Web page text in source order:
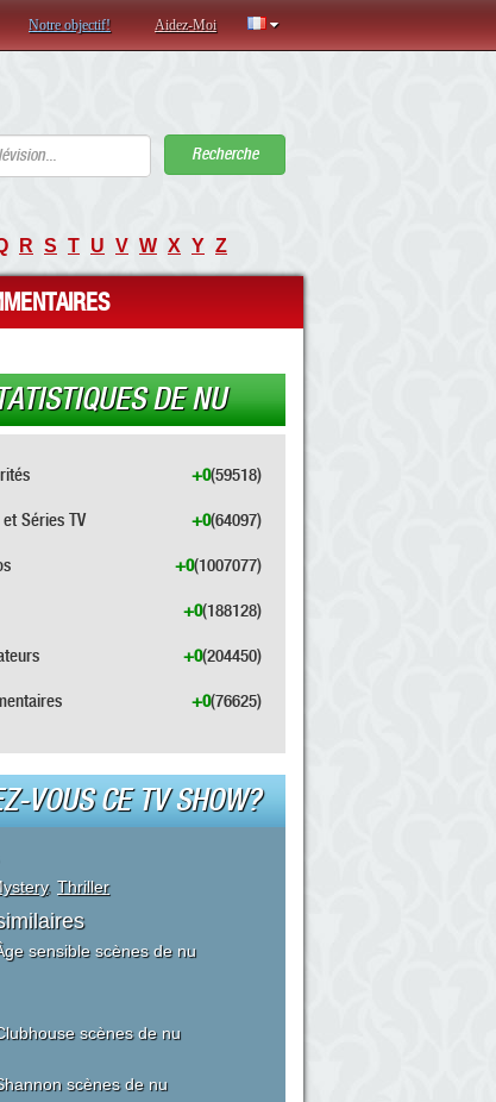
Notre objectif! Aidez-Moi
Recherche
R S T U V W X Y Z
DE NU
(59518)
+0
Séries TV (64097)
+0
(1007077)
+0
(188128)
+0
(204450)
+0
(76625)
+0
VOUS CE TV SHOW?
, Thriller
sensible scènes de nu
scènes de nu
scènes de nu